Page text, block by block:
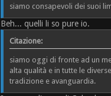
siamo consapevoli dei suoi
Beh... quelli li so pure io.
Citazione:
siamo oggi di fronte ad un
alta qualità e in tutte le
tradizione e avanguardia.